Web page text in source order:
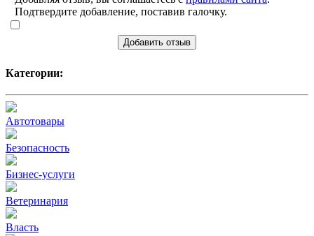
Подтвердите добавление, поставив галочку.
Добавить отзыв
Категории:
Автотовары
Безопасность
Бизнес-услуги
Ветеринария
Власть